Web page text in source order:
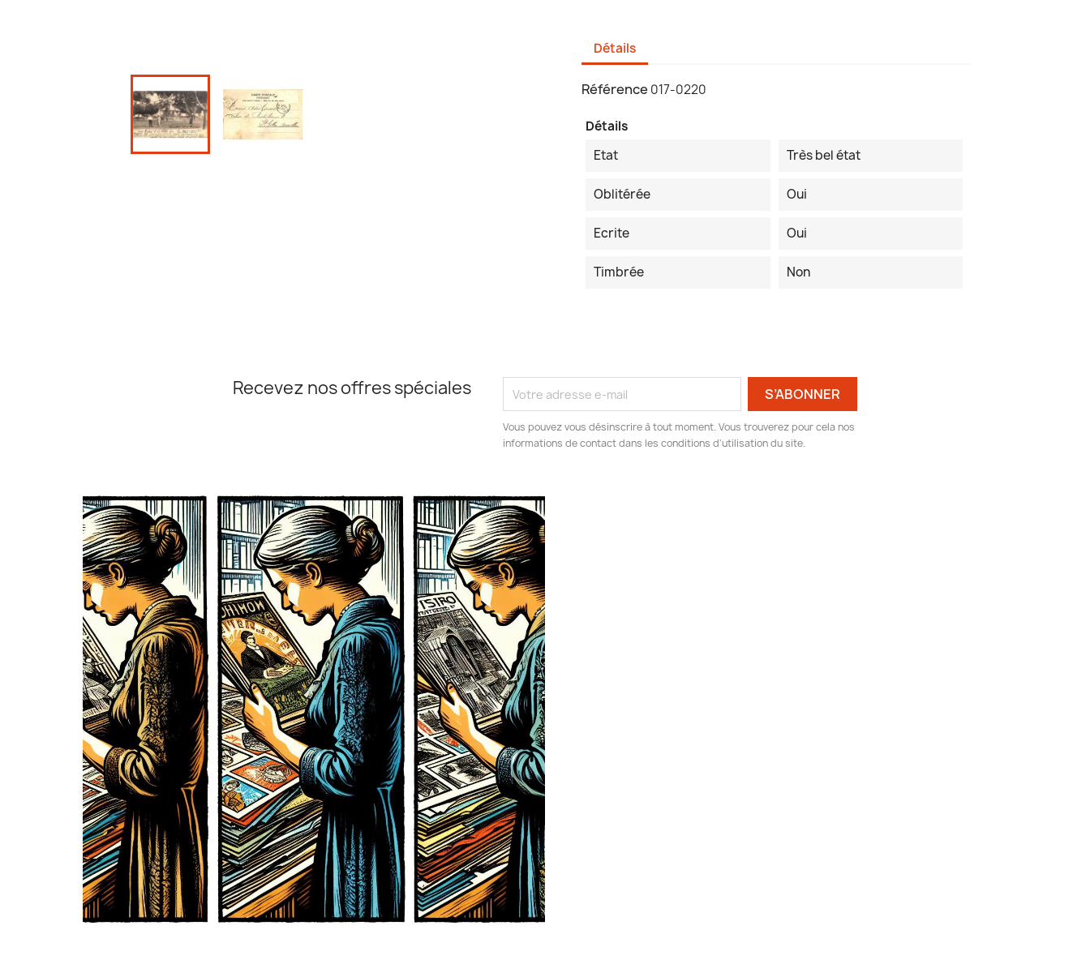
Détails
Référence 017-0220
Détails
Etat
Très bel état
Oblitérée Oui
Ecrite Oui
Timbrée Non
Recevez nos offres spéciales
Vous pouvez vous désinscrire à tout moment. Vous trouverez pour cela nos
informations de contact dans les conditions d'utilisation du site.